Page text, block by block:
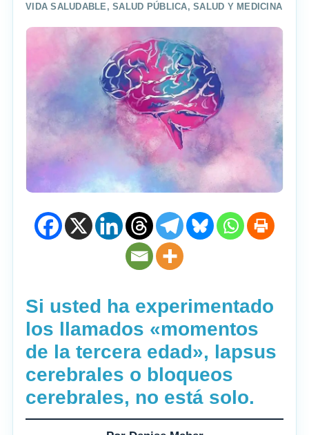
VIDA SALUDABLE,SALUD PÚBLICA,SALUD Y MEDICINA
Si usted ha experimentado
los llamados «momentos
de la tercera edad», lapsus
cerebrales o bloqueos
cerebrales, no está solo.